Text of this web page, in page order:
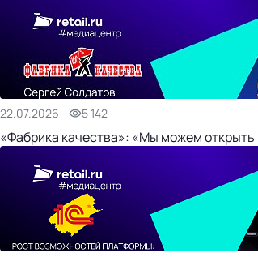
22.07.2026 5 142
«Фабрика качества»: «Мы можем